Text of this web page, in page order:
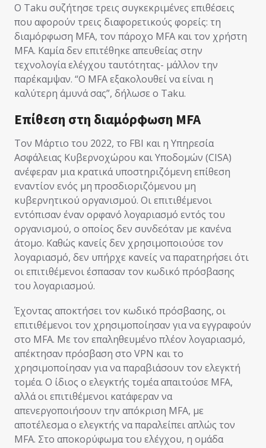
Ο Taku συζήτησε τρεις συγκεκριμένες επιθέσεις
που αφορούν τρεις διαφορετικούς φορείς: τη
διαμόρφωση MFA, τον πάροχο MFA και τον χρήστη
MFA. Καμία δεν επιτέθηκε απευθείας στην
τεχνολογία ελέγχου ταυτότητας- μάλλον την
παρέκαμψαν. “Ο MFA εξακολουθεί να είναι η
καλύτερη άμυνά σας”, δήλωσε ο Taku.
Επίθεση στη διαμόρφωση MFA
Τον Μάρτιο του 2022, το FBI και η Υπηρεσία
Ασφάλειας Κυβερνοχώρου και Υποδομών (CISA)
ανέφεραν μια κρατικά υποστηριζόμενη επίθεση
εναντίον ενός μη προσδιοριζόμενου μη
κυβερνητικού οργανισμού. Οι επιτιθέμενοι
εντόπισαν έναν ορφανό λογαριασμό εντός του
οργανισμού, ο οποίος δεν συνδεόταν με κανένα
άτομο. Καθώς κανείς δεν χρησιμοποιούσε τον
λογαριασμό, δεν υπήρχε κανείς να παρατηρήσει ότι
οι επιτιθέμενοι έσπασαν τον κωδικό πρόσβασης
του λογαριασμού.
Έχοντας αποκτήσει τον κωδικό πρόσβασης, οι
επιτιθέμενοι τον χρησιμοποίησαν για να εγγραφούν
στο MFA. Με τον επαληθευμένο πλέον λογαριασμό,
απέκτησαν πρόσβαση στο VPN και το
χρησιμοποίησαν για να παραβιάσουν τον ελεγκτή
τομέα. Ο ίδιος ο ελεγκτής τομέα απαιτούσε MFA,
αλλά οι επιτιθέμενοι κατάφεραν να
απενεργοποιήσουν την απόκριση MFA, με
αποτέλεσμα ο ελεγκτής να παραλείπει απλώς τον
MFA. Στο αποκορύφωμα του ελέγχου, η ομάδα